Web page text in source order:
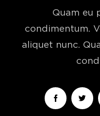
Quam eu
condimentum.
aliquet nunc.